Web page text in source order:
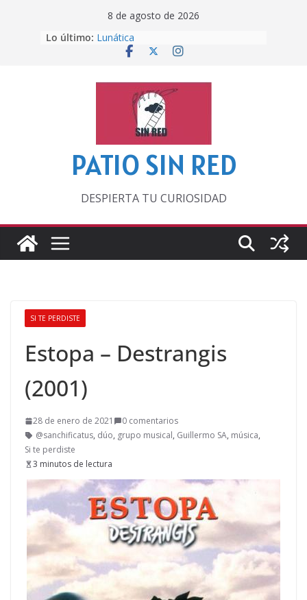
8 de agosto de 2026
Lo último: Lunática
Pero, hasta entonces…
‘La broma infinita’ de recomendar
lecturas veraniegas
Otra del Mundial
PATIO SIN RED
DESPIERTA TU CURIOSIDAD
SI TE PERDISTE
Estopa – Destrangis
(2001)
28 de enero de 2021
0 comentarios
@sanchificatus, dúo, grupo musical, Guillermo SA, música,
Si te perdiste
3 minutos de lectura